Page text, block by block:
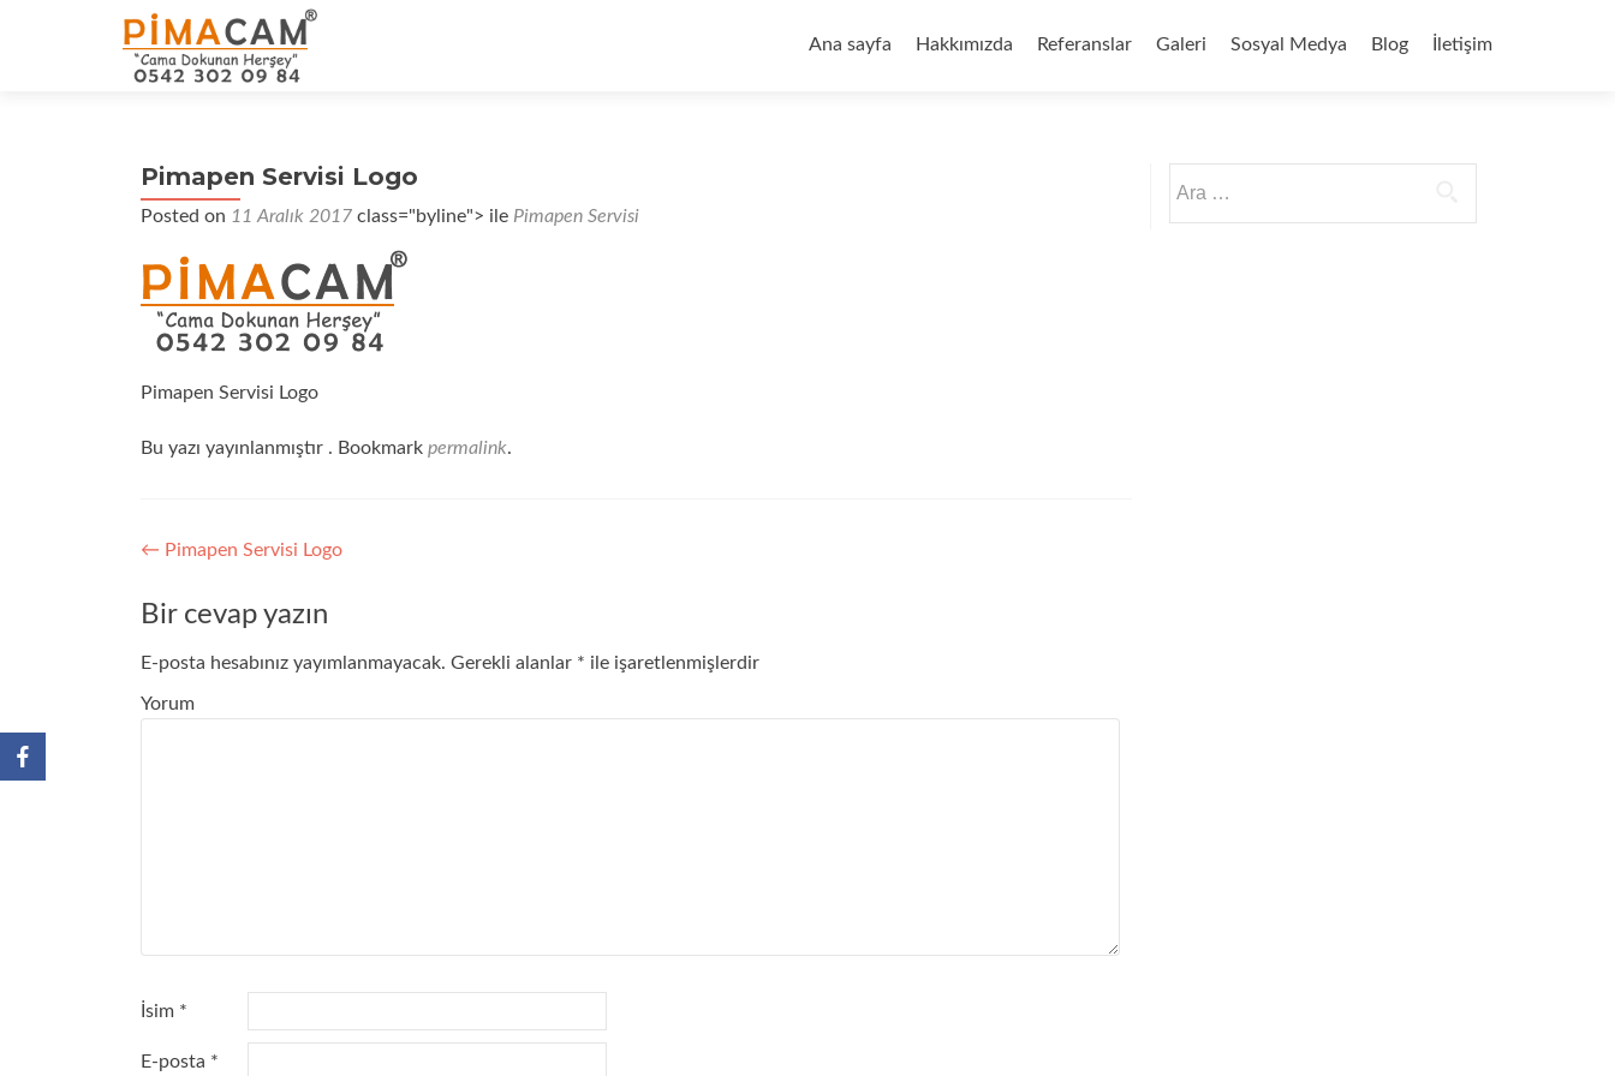
geç
Ana sayfa Hakkımızda Referanslar Galeri Sosyal Medya Blog İletişim
Pimapen Servisi Logo
Posted on 11 Aralık 2017 class="byline"> ile Pimapen Servisi
Pimapen Servisi Logo
Bu yazı yayınlanmıştır . Bookmark permalink.
Yazı
dolaşımı
← Pimapen Servisi Logo
Bir cevap yazın
E-posta hesabınız yayımlanmayacak. Gerekli alanlar * ile işaretlenmişlerdir
Yorum
İsim *
E-posta *